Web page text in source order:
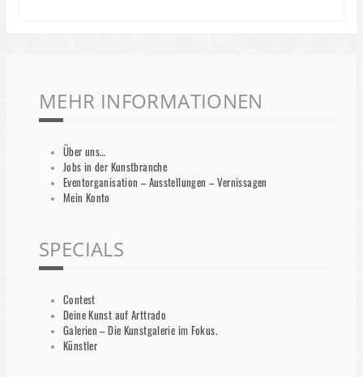
MEHR INFORMATIONEN
Über uns…
Jobs in der Kunstbranche
Eventorganisation – Ausstellungen – Vernissagen
Mein Konto
SPECIALS
Contest
Deine Kunst auf Arttrado
Galerien – Die Kunstgalerie im Fokus.
Künstler